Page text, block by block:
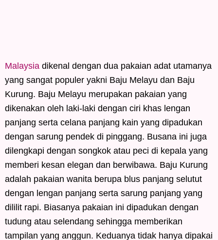
Malaysia dikenal dengan dua pakaian adat utamanya
yang sangat populer yakni Baju Melayu dan Baju
Kurung. Baju Melayu merupakan pakaian yang
dikenakan oleh laki-laki dengan ciri khas lengan
panjang serta celana panjang kain yang dipadukan
dengan sarung pendek di pinggang. Busana ini juga
dilengkapi dengan songkok atau peci di kepala yang
memberi kesan elegan dan berwibawa. Baju Kurung
adalah pakaian wanita berupa blus panjang selutut
dengan lengan panjang serta sarung panjang yang
dililit rapi. Biasanya pakaian ini dipadukan dengan
tudung atau selendang sehingga memberikan
tampilan yang anggun. Keduanya tidak hanya dipakai